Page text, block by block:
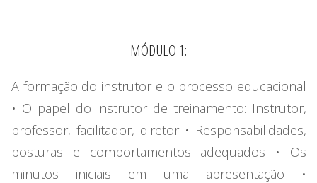
MÓDULO 1:
A formação do instrutor e o processo educacional
• O papel do instrutor de treinamento: Instrutor,
professor, facilitador, diretor • Responsabilidades,
posturas e comportamentos adequados • Os
minutos iniciais em uma apresentação •